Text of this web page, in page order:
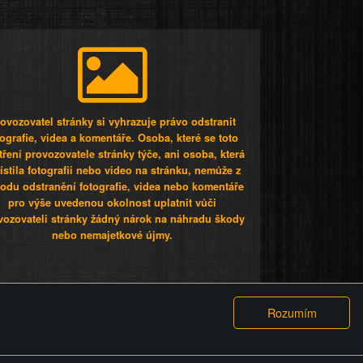
stránky si vyhrazuje právo odstranit
videa a komentáře. Osoba, které se toto
provozovatele stránky týče, ani osoba, která
fotografii nebo video na stránku, nemůže z
odstranění fotografie, videa nebo komentáře
pro výše uvedenou okolnost uplatnit vůči
stránky žádný nárok na náhradu škody
nebo nemajetkové újmy.
GDPR COOKIES